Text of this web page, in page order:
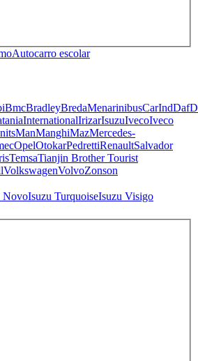
Autocarro escolar
BmcBradleyBredaMenarinibusCarIndDaf
InternationalIrizarIsuzuIvecoIveco
ManManghiMazMercedes-
OpelOtokarPedrettiRenaultSalvador
TemsaTianjin Brother Tourist
VolkswagenVolvoZonson
NovoIsuzu TurquoiseIsuzu Visigo